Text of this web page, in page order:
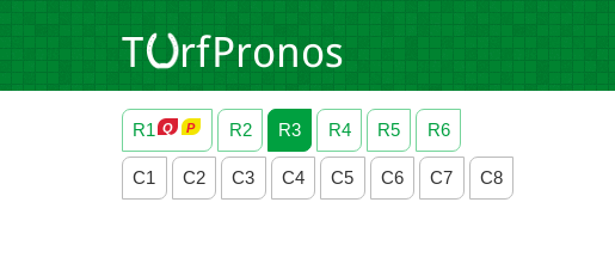
R1 R2 R3 R4 R5 R6
C1 C2 C3 C4 C5 C6 C7 C8